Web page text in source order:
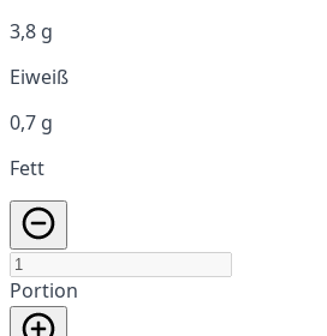
3,8 g
Eiweiß
0,7 g
Fett
Portion